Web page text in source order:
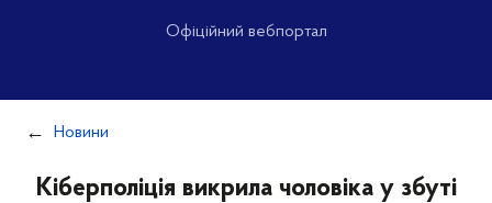
Офіційний вебпортал
Новини
Кіберполіція викрила чоловіка у збуті